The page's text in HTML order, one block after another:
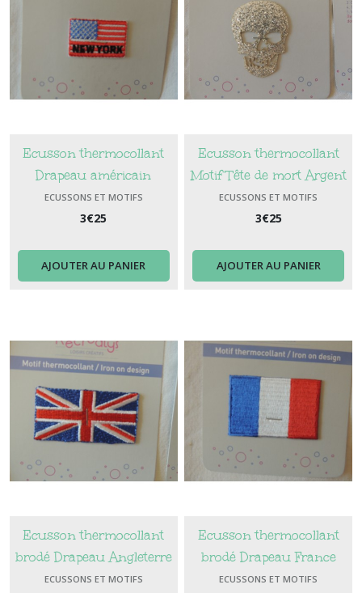
Ecusson thermocollant
Drapeau américain
Ecriture "New york"
ECUSSONS ET MOTIFS
3€25
AJOUTER AU PANIER
Ecusson thermocollant
Motif Tête de mort Argent
brillant
ECUSSONS ET MOTIFS
3€25
AJOUTER AU PANIER
Ecusson thermocollant
brodé Drapeau Angleterre
ECUSSONS ET MOTIFS
Ecusson thermocollant
brodé Drapeau France
ECUSSONS ET MOTIFS